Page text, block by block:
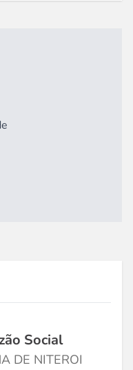
Social
DE NITEROI